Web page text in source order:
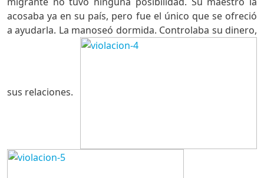
acosaba ya en su país, pero fue el único que se ofreció
a ayudarla. La manoseó dormida. Controlaba su dinero,
sus relaciones.